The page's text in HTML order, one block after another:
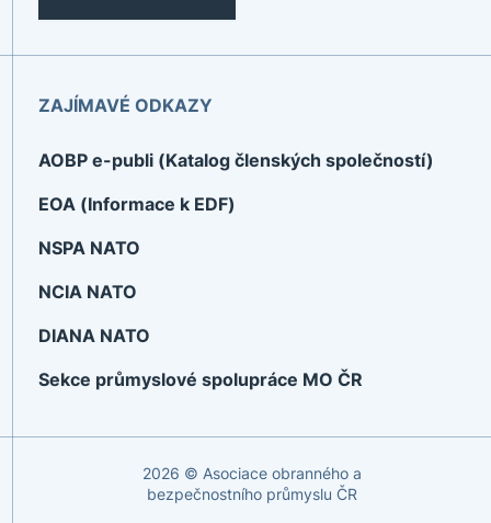
ZAJÍMAVÉ ODKAZY
AOBP e-publi (Katalog členských společností)
EOA (Informace k EDF)
NSPA NATO
NCIA NATO
DIANA NATO
Sekce průmyslové spolupráce MO ČR
2026 © Asociace obranného a
bezpečnostního průmyslu ČR